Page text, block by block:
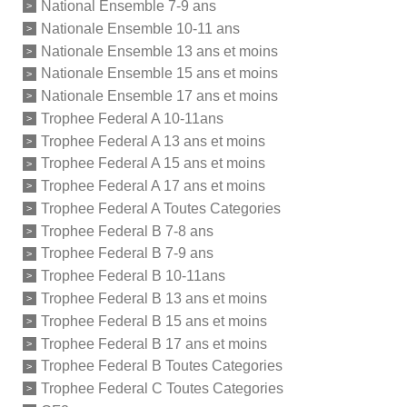
National Ensemble 7-9 ans
Nationale Ensemble 10-11 ans
Nationale Ensemble 13 ans et moins
Nationale Ensemble 15 ans et moins
Nationale Ensemble 17 ans et moins
Trophee Federal A 10-11ans
Trophee Federal A 13 ans et moins
Trophee Federal A 15 ans et moins
Trophee Federal A 17 ans et moins
Trophee Federal A Toutes Categories
Trophee Federal B 7-8 ans
Trophee Federal B 7-9 ans
Trophee Federal B 10-11ans
Trophee Federal B 13 ans et moins
Trophee Federal B 15 ans et moins
Trophee Federal B 17 ans et moins
Trophee Federal B Toutes Categories
Trophee Federal C Toutes Categories